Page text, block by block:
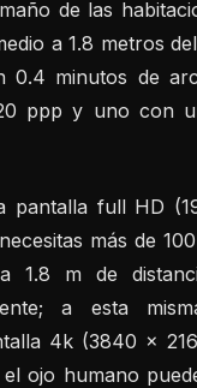
de las
a 1.8 metros
0.4 minutos de
ppp y uno con
pantalla full HD
más de
1.8 m de
a esta
4k (3840 x
ojo humano